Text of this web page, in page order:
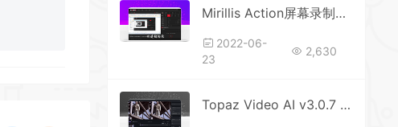
Mirillis Action屏幕录制绿色软件
2022-06-
23
2,630
Topaz Video AI v3.0.7 中文汉化便携版